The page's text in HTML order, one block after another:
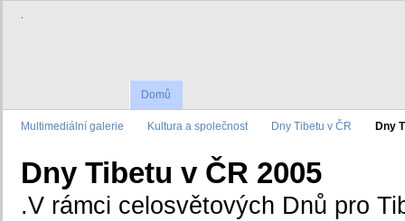
.
Domů
Multimediální galerie Kultura a společnost Dny Tibetu v ČR Dny
Dny Tibetu v ČR 2005
.V rámci celosvětových Dnů pro